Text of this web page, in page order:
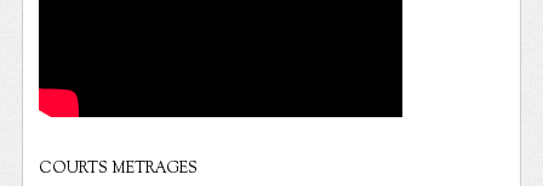
COURTS METRAGES